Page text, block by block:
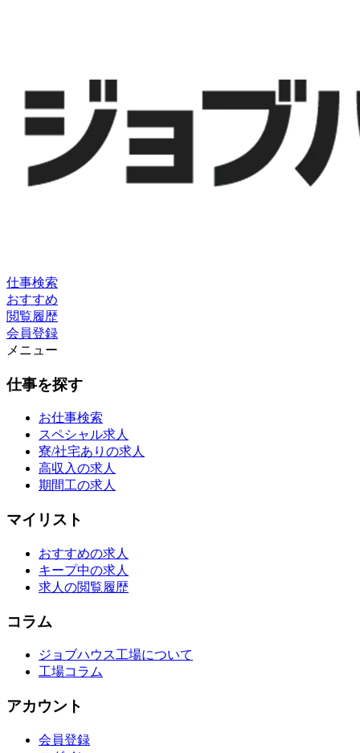
仕事検索
おすすめ
閲覧履歴
会員登録
メニュー
仕事を探す
お仕事検索
スペシャル求人
寮/社宅ありの求人
高収入の求人
期間工の求人
マイリスト
おすすめの求人
キープ中の求人
求人の閲覧履歴
コラム
ジョブハウス工場について
工場コラム
アカウント
会員登録